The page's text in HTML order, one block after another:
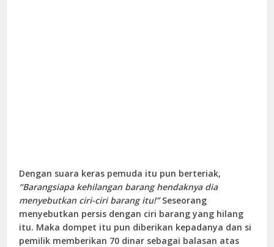
Dengan suara keras pemuda itu pun berteriak,
“Barangsiapa kehilangan barang hendaknya dia
menyebutkan ciri-ciri barang itu!”Seseorang
menyebutkan persis dengan ciri barang yang hilang
itu. Maka dompet itu pun diberikan kepadanya dan si
pemilik memberikan 70 dinar sebagai balasan atas